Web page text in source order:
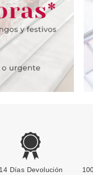
14 Días Devolución